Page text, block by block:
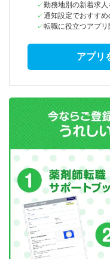
勤務地別の新着求
通知設定でおすす
転職に役立つアプ
アプリ